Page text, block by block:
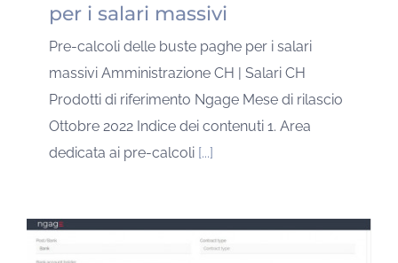
per i salari massivi
Pre-calcoli delle buste paghe per i salari
massivi Amministrazione CH | Salari CH
Prodotti di riferimento Ngage Mese di rilascio
Ottobre 2022 Indice dei contenuti 1. Area
dedicata ai pre-calcoli [...]